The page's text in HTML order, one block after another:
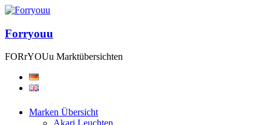
Forryouu
FORrYOUu Marktübersichten
Marken Übersicht
Akari Leuchten